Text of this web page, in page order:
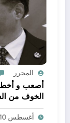
المحرر
الخوف من
أغسطس 10, 2026